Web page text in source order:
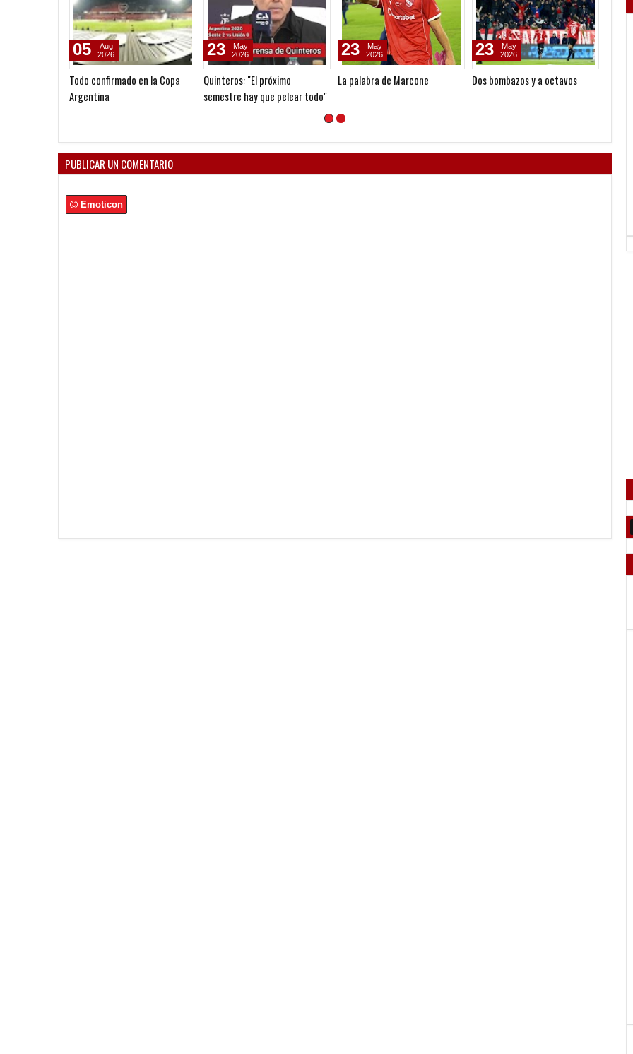
Todo confirmado en la Copa
Argentina
05
Aug
2026
Quinteros: "El próximo
semestre hay que pelear todo"
23
May
2026
La palabra de Marcone
23
May
2026
Dos bombazos y a octavos
23
May
2026
de
PUBLICAR UN COMENTARIO
Emoticon